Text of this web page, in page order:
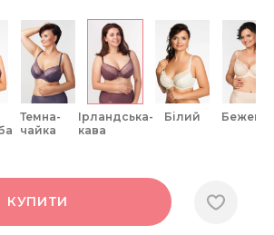
темна-
чайка
ірландська-
кава
білий
КУПИТИ